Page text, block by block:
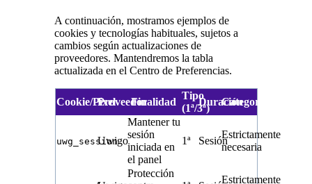
A continuación, mostramos ejemplos de
cookies y tecnologías habituales, sujetos a
cambios según actualizaciones de
proveedores. Mantendremos la tabla
actualizada en el Centro de Preferencias.
Cookie/PixelProveedorFinalidad
Tipo
(1ª/3ª)
DuraciónCategoría
uwg_session
Uwigo
Mantener tu
sesión
iniciada en
el panel
1ª Sesión
Estrictamente
necesaria
Protección
Estrictamente